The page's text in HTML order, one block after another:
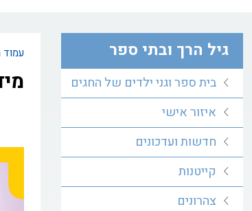
עמוד גיל הרך ובתי ספר
בית ספר וגני ילדים של החגים
איזור אישי
חדשות ועדכונים
קייטנות
צהרונים